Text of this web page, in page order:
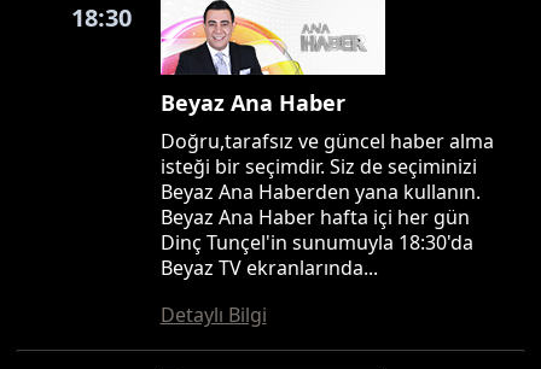
18:30
Beyaz Ana Haber
Doğru,tarafsız ve güncel haber alma
isteği bir seçimdir. Siz de seçiminizi
Beyaz Ana Haberden yana kullanın.
Beyaz Ana Haber hafta içi her gün
Dinç Tunçel'in sunumuyla 18:30'da
Beyaz TV ekranlarında...
Detaylı Bilgi